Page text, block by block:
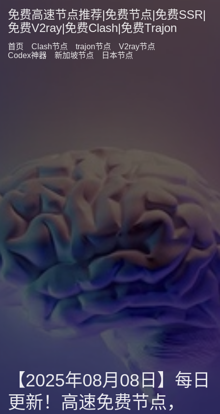
免费高速节点推荐|免费节点|免费SSR|
免费V2ray|免费Clash|免费Trajon
首页 Clash节点 trajon节点
V2ray节点
Codex神器
新加坡节点 日本节点
【2025年08月08日】每日
更新！高速免费节点，